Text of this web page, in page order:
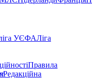
УЄФАЛіга
Правила
Редакційна